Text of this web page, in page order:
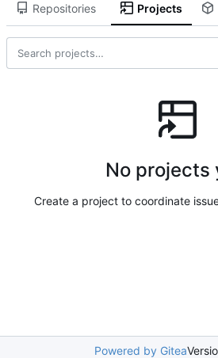
Repositories Projects
No projects
Create a project to coordinate
Powered by Gitea